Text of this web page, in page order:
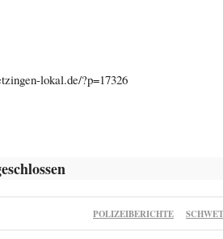
lokal.de/?p=17326
POLIZEIBERICHTE